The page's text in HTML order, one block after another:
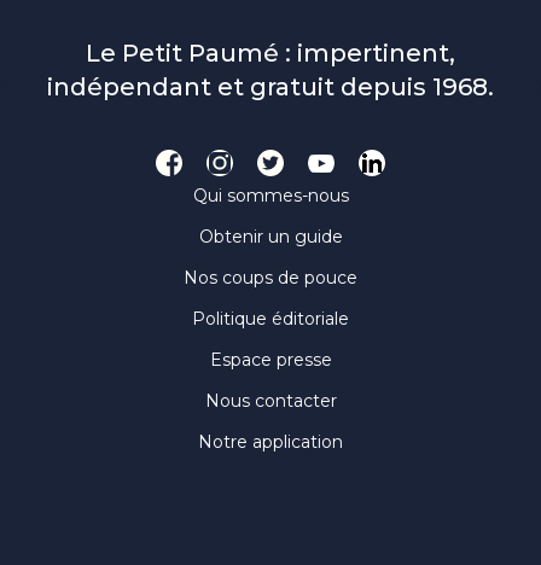
Le Petit Paumé : impertinent,
indépendant et gratuit depuis 1968.
Qui sommes-nous
Obtenir un guide
Nos coups de pouce
Politique éditoriale
Espace presse
Nous contacter
Notre application